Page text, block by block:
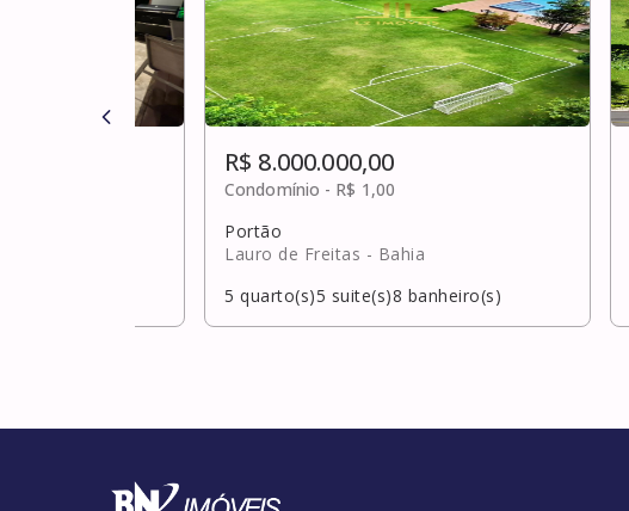
R$ 8.000.000,00
Condomínio - R$ 1,00
Portão
Lauro de Freitas - Bahia
5 quarto(s)5 suite(s)8 banheiro(s)